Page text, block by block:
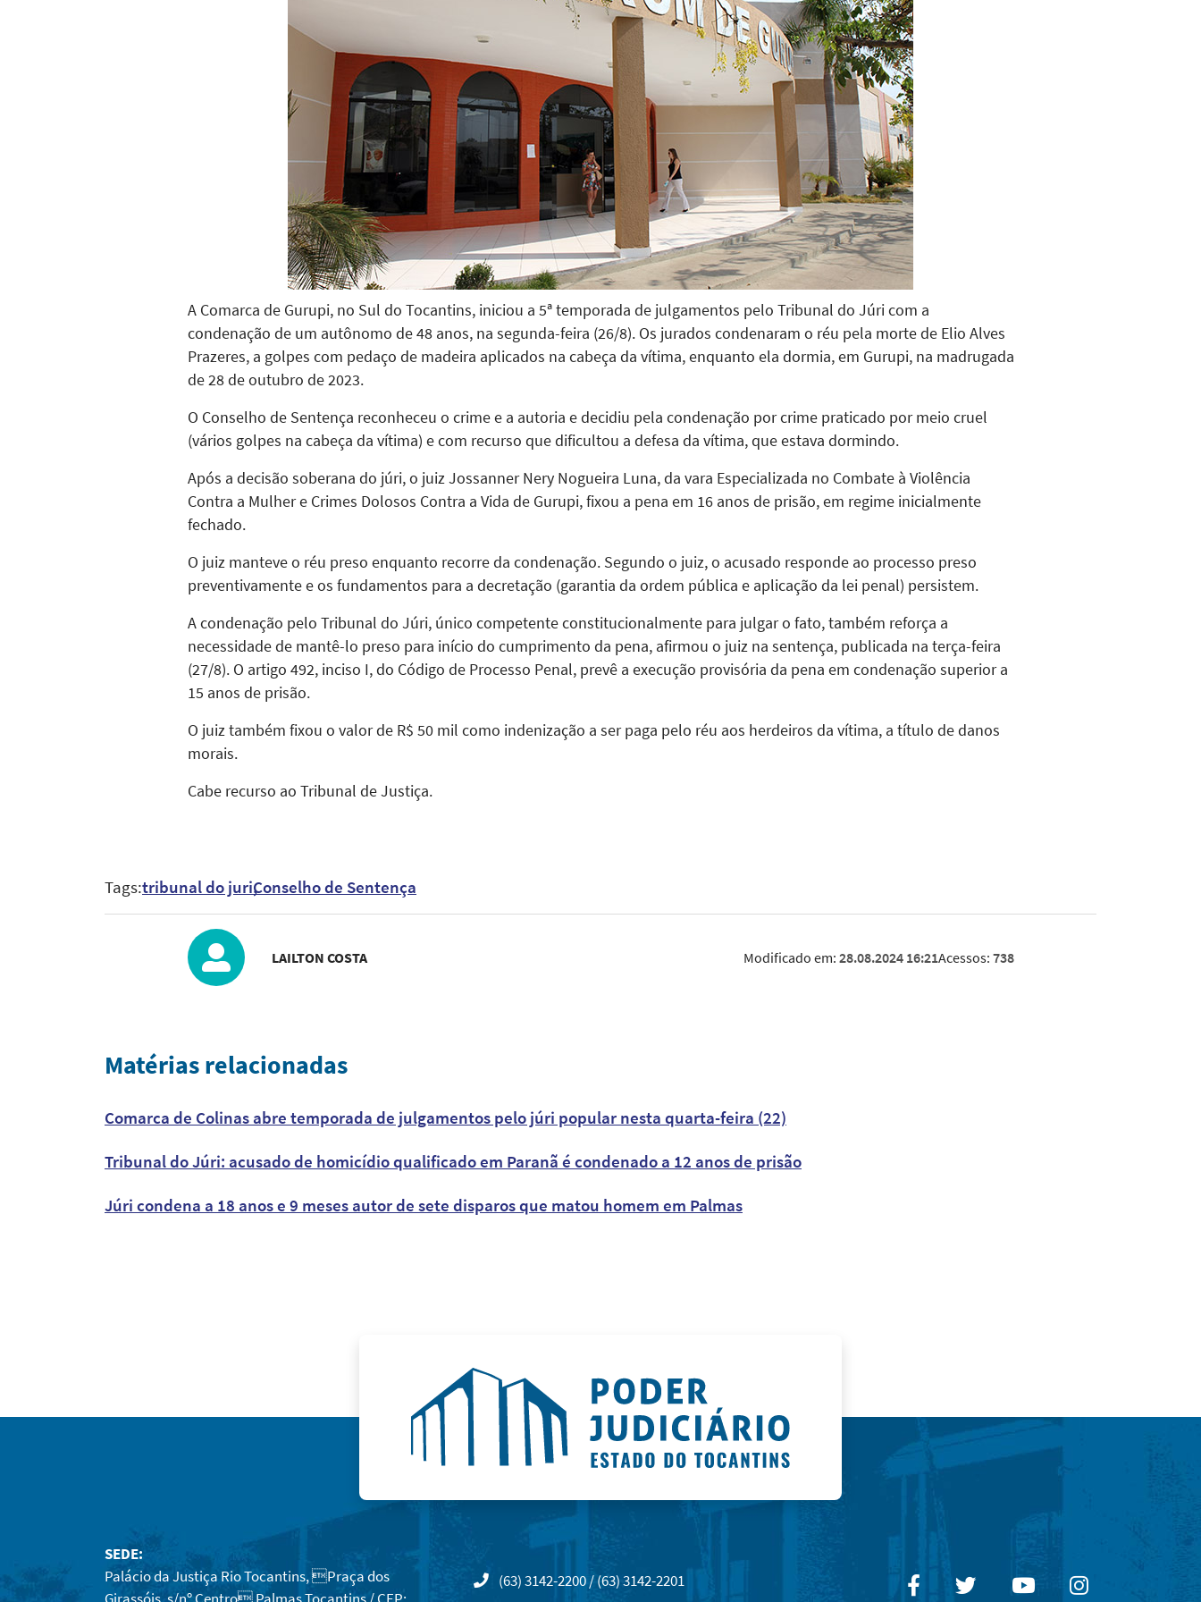
A Comarca de Gurupi, no Sul do Tocantins, iniciou a 5ª temporada de julgamentos pelo Tribunal do Júri com a
condenação de um autônomo de 48 anos, na segunda-feira (26/8). Os jurados condenaram o réu pela morte de Elio Alves
Prazeres, a golpes com pedaço de madeira aplicados na cabeça da vítima, enquanto ela dormia, em Gurupi, na madrugada
de 28 de outubro de 2023.
O Conselho de Sentença reconheceu o crime e a autoria e decidiu pela condenação por crime praticado por meio cruel
(vários golpes na cabeça da vítima) e com recurso que dificultou a defesa da vítima, que estava dormindo.
Após a decisão soberana do júri, o juiz Jossanner Nery Nogueira Luna, da vara Especializada no Combate à Violência
Contra a Mulher e Crimes Dolosos Contra a Vida de Gurupi, fixou a pena em 16 anos de prisão, em regime inicialmente
fechado.
O juiz manteve o réu preso enquanto recorre da condenação. Segundo o juiz, o acusado responde ao processo preso
preventivamente e os fundamentos para a decretação (garantia da ordem pública e aplicação da lei penal) persistem.
A condenação pelo Tribunal do Júri, único competente constitucionalmente para julgar o fato, também reforça a
necessidade de mantê-lo preso para início do cumprimento da pena, afirmou o juiz na sentença, publicada na terça-feira
(27/8). O artigo 492, inciso I, do Código de Processo Penal, prevê a execução provisória da pena em condenação superior a
15 anos de prisão.
O juiz também fixou o valor de R$ 50 mil como indenização a ser paga pelo réu aos herdeiros da vítima, a título de danos
morais.
Cabe recurso ao Tribunal de Justiça.
Tags:tribunal do juriConselho de Sentença
LAILTON COSTA Modificado em: 28.08.2024 16:21Acessos: 738
Matérias relacionadas
Comarca de Colinas abre temporada de julgamentos pelo júri popular nesta quarta-feira (22)
Tribunal do Júri: acusado de homicídio qualificado em Paranã é condenado a 12 anos de prisão
Júri condena a 18 anos e 9 meses autor de sete disparos que matou homem em Palmas
SEDE:
Palácio da Justiça Rio Tocantins, Praça dos
(63) 3142-2200 / (63) 3142-2201 FacebookTwitterYoutubeInstagram